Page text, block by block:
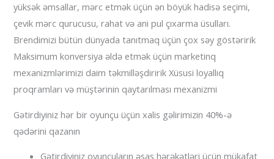
yüksək əmsallar, mərc etmək üçün ən böyük hadisə seçimi,
çevik mərc qurucusu, rahat və ani pul çıxarma üsulları.
Brendimizi bütün dünyada tanıtmaq üçün çox səy göstəririk
Maksimum konversiya əldə etmək üçün marketinq
mexanizmlərimizi daim təkmilləşdiririk Xüsusi loyallıq
proqramları və müştərinin qaytarılması mexanizmi
Gətirdiyiniz hər bir oyunçu üçün xalis gəlirimizin 40%-ə
qədərini qazanın
Gətirdiyiniz oyunçuların əsas hərəkətləri üçün mükafat